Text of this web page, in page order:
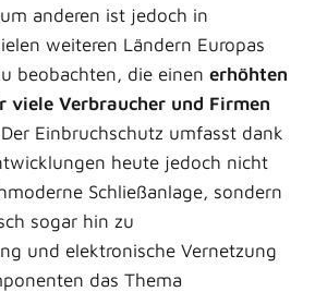
anderen ist jedoch in
weiteren Ländern Europas
beobachten, die einen erhöhten
viele Verbraucher und Firmen
Einbruchschutz umfasst dank
heute jedoch nicht
Schließanlage, sondern
sogar hin zu
und elektronische Vernetzung
das Thema